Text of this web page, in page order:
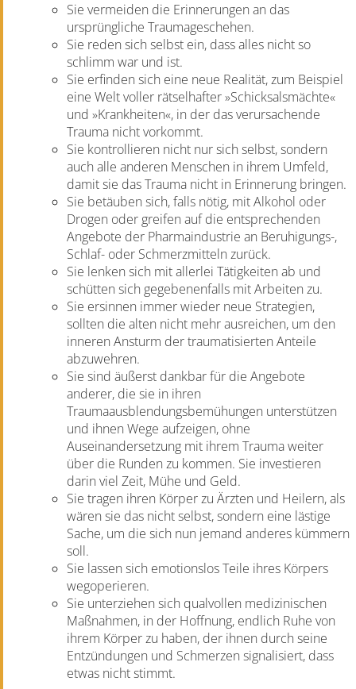
Sie vermeiden die Erinnerungen an das
ursprüngliche Traumageschehen.
Sie reden sich selbst ein, dass alles nicht so
schlimm war und ist.
Sie erfinden sich eine neue Realität, zum Beispiel
eine Welt voller rätselhafter »Schicksalsmächte«
und »Krankheiten«, in der das verursachende
Trauma nicht vorkommt.
Sie kontrollieren nicht nur sich selbst, sondern
auch alle anderen Menschen in ihrem Umfeld,
damit sie das Trauma nicht in Erinnerung bringen.
Sie betäuben sich, falls nötig, mit Alkohol oder
Drogen oder greifen auf die entsprechenden
Angebote der Pharmaindustrie an Beruhigungs-,
Schlaf- oder Schmerzmitteln zurück.
Sie lenken sich mit allerlei Tätigkeiten ab und
schütten sich gegebenenfalls mit Arbeiten zu.
Sie ersinnen immer wieder neue Strategien,
sollten die alten nicht mehr ausreichen, um den
inneren Ansturm der traumatisierten Anteile
abzuwehren.
Sie sind äußerst dankbar für die Angebote
anderer, die sie in ihren
Traumaausblendungsbemühungen unterstützen
und ihnen Wege aufzeigen, ohne
Auseinandersetzung mit ihrem Trauma weiter
über die Runden zu kommen. Sie investieren
darin viel Zeit, Mühe und Geld.
Sie tragen ihren Körper zu Ärzten und Heilern, als
wären sie das nicht selbst, sondern eine lästige
Sache, um die sich nun jemand anderes kümmern
soll.
Sie lassen sich emotionslos Teile ihres Körpers
wegoperieren.
Sie unterziehen sich qualvollen medizinischen
Maßnahmen, in der Hoffnung, endlich Ruhe von
ihrem Körper zu haben, der ihnen durch seine
Entzündungen und Schmerzen signalisiert, dass
etwas nicht stimmt.